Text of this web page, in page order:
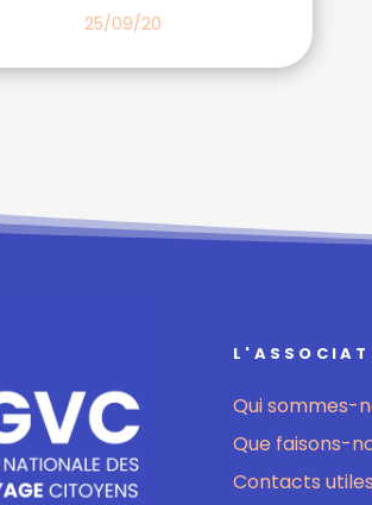
25/09/20
Qui sommes-
Que faisons-
Contacts utiles